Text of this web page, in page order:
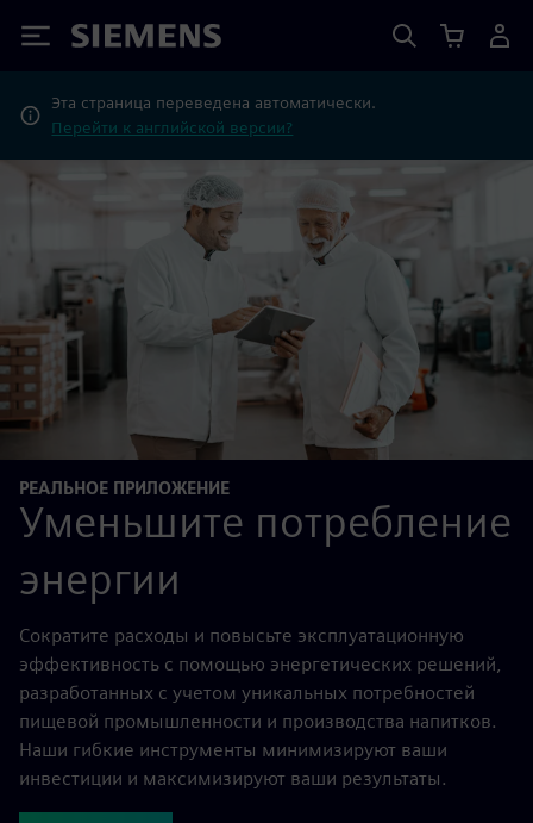
Siemens
Эта страница переведена автоматически.
Перейти к английской версии?
РЕАЛЬНОЕ ПРИЛОЖЕНИЕ
Уменьшите потребление
энергии
Сократите расходы и повысьте эксплуатационную
эффективность с помощью энергетических решений,
разработанных с учетом уникальных потребностей
пищевой промышленности и производства напитков.
Наши гибкие инструменты минимизируют ваши
инвестиции и максимизируют ваши результаты.